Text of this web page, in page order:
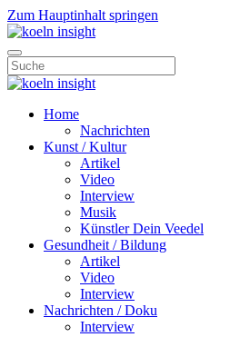
Zum Hauptinhalt springen
Home
Nachrichten
Kunst / Kultur
Artikel
Video
Interview
Musik
Künstler Dein Veedel
Gesundheit / Bildung
Artikel
Video
Interview
Nachrichten / Doku
Interview